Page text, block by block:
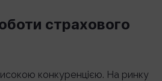
страхового
конкуренцією. На ринку